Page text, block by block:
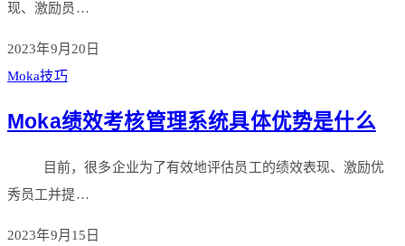
现、激励员…
2023年9月20日
Moka技巧
Moka绩效考核管理系统具体优势是什么
目前，很多企业为了有效地评估员工的绩效表现、激励优
秀员工并提…
2023年9月15日